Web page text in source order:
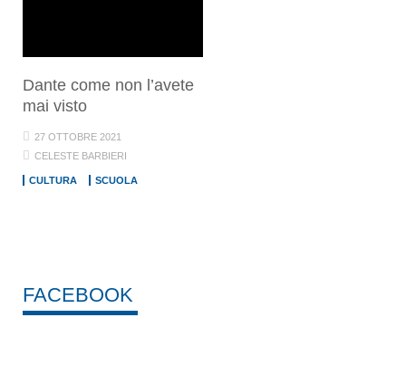
Dante come non l’avete
mai visto
27 OTTOBRE 2021
CELESTE BARBIERI
CULTURA SCUOLA
FACEBOOK